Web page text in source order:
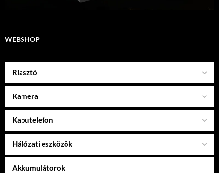
WEBSHOP
Riasztó
Kamera
Kaputelefon
Hálózati eszközök
Akkumulátorok